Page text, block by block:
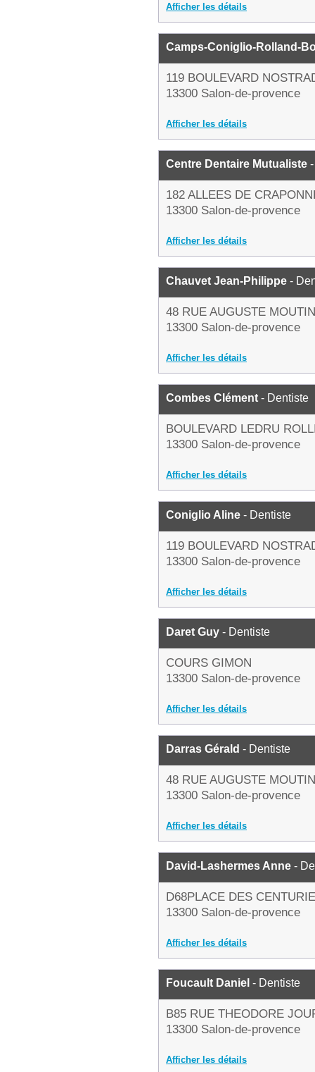
Afficher les détails
Camps-Coniglio-Rolland-
119 BOULEVARD
13300 Salon-de-provence
Afficher les détails
Centre Dentaire Mutualiste
182 ALLEES DE
13300 Salon-de-provence
Afficher les détails
Chauvet Jean-Philippe -
48 RUE AUGUSTE MOUTIN
13300 Salon-de-provence
Afficher les détails
Combes Clément - Dentiste
BOULEVARD LEDRU
13300 Salon-de-provence
Afficher les détails
Coniglio Aline - Dentiste
119 BOULEVARD
13300 Salon-de-provence
Afficher les détails
Daret Guy - Dentiste
COURS GIMON
13300 Salon-de-provence
Afficher les détails
Darras Gérald - Dentiste
48 RUE AUGUSTE MOUTIN
13300 Salon-de-provence
Afficher les détails
David-Lashermes Anne -
D68PLACE DES
13300 Salon-de-provence
Afficher les détails
Foucault Daniel - Dentiste
B85 RUE THEODORE
13300 Salon-de-provence
Afficher les détails